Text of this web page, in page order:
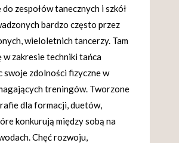
do zespołów tanecznych i szkół
bardzo często przez
wieloletnich tancerzy. Tam
w zakresie techniki tańca
swoje zdolności fizyczne w
treningów. Tworzone
dla formacji, duetów,
konkurują między sobą na
Chęć rozwoju,